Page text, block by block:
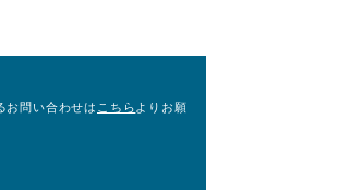
お問い合わせは こちら よりお願